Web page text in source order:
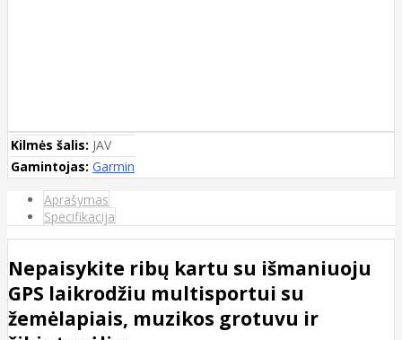
Kilmės šalis: JAV
Gamintojas: Garmin
Aprašymas
Specifikacija
Nepaisykite ribų kartu su išmaniuoju
GPS laikrodžiu multisportui su
žemėlapiais, muzikos grotuvu ir